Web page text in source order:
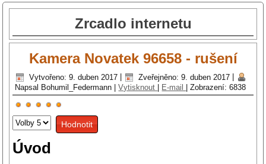
Zrcadlo internetu
Kamera Novatek 96658 - rušení
Vytvořeno: 9. duben 2017 Zveřejněno: 9. duben 2017
Napsal Bohumil_Federmann |Vytisknout E-mail |Zobrazení: 6838
uživatelů:
/5
Hodnoťte
prosím
Úvod